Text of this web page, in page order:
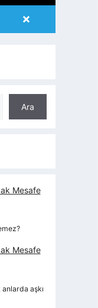
×
Ara
Mesafe
Mesafe
aşkı